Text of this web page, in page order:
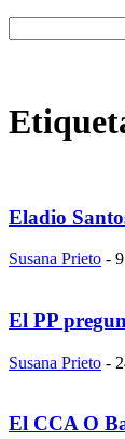
Eladio
Susana Prieto -
El PP
Susana Prieto -
El CCA O